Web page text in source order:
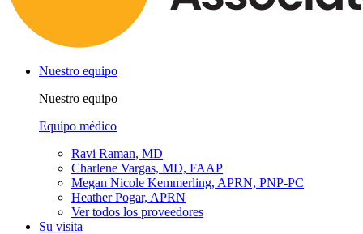
Nuestro equipo
Nuestro equipo
Equipo médico
Ravi Raman, MD
Charlene Vargas, MD, FAAP
Megan Nicole Kemmerling, APRN, PNP-PC
Heather Pogar, APRN
Ver todos los proveedores
Su visita